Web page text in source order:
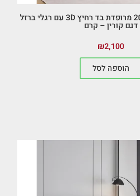
מיטה זוגית 160×200 מרופדת בד רחיץ 3D עם רגלי ברזל
דגם קורין – קרם
₪2,100
הוספה לסל